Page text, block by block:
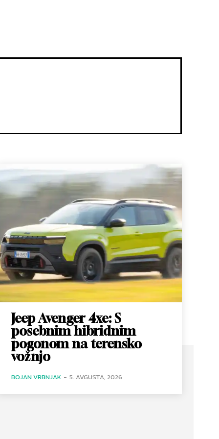
Jeep Avenger 4xe: S
posebnim hibridnim
pogonom na terensko
vožnjo
BOJAN VRBNJAK - 5. AVGUSTA, 2026